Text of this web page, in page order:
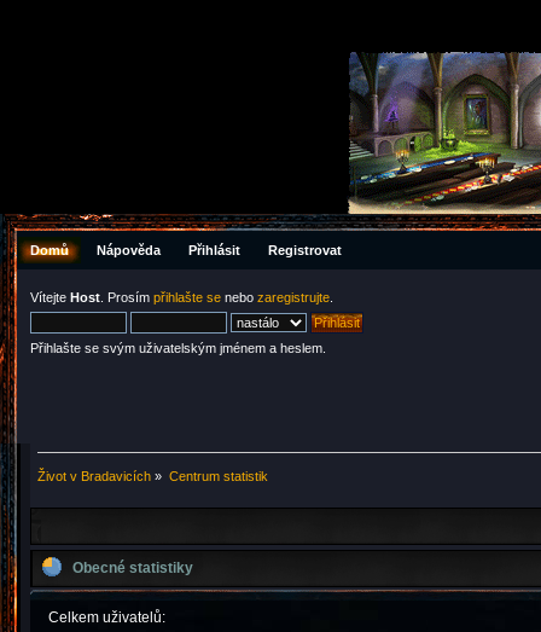
Domů Nápověda Přihlásit Registrovat
Vítejte Host . Prosím přihlašte se nebo zaregistrujte
Přihlašte se svým uživatelským jménem a heslem.
Život v Bradavicích » Centrum statistik
Obecné statistiky
Celkem uživatelů: